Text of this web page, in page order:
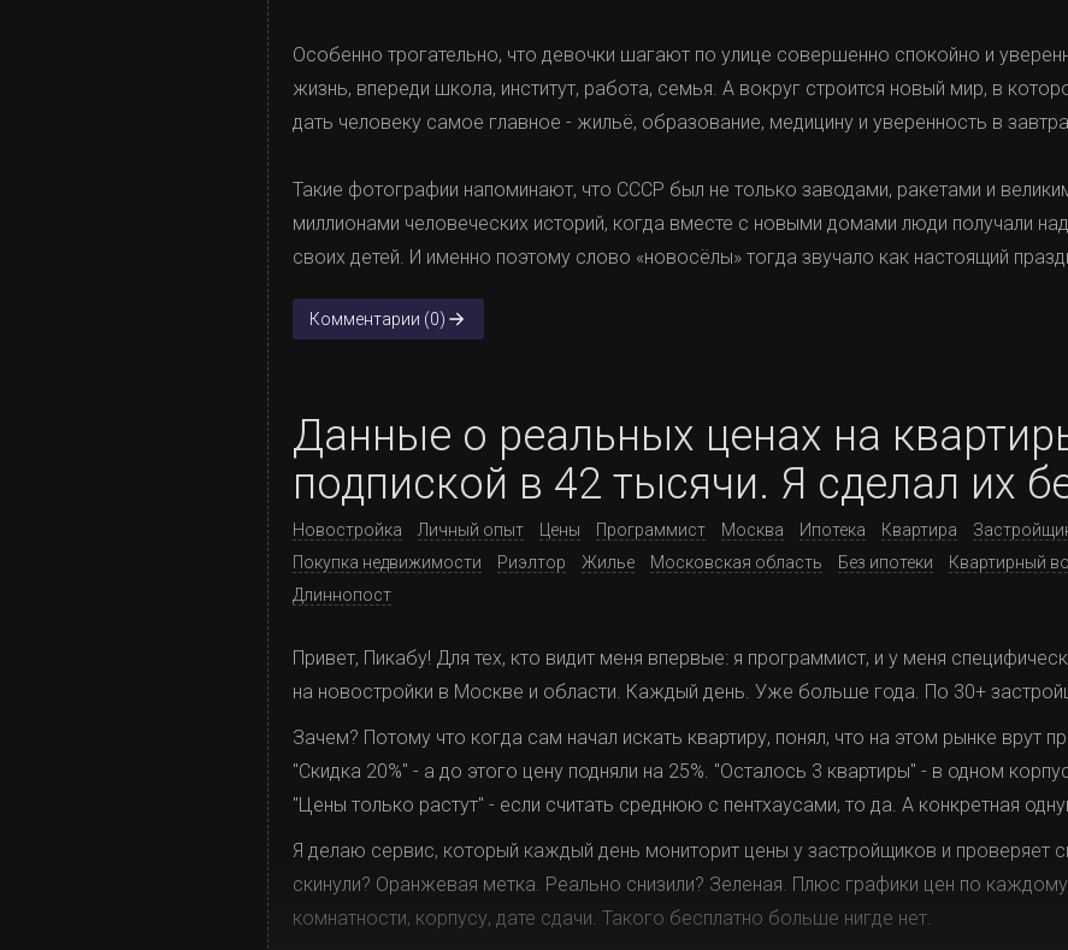
Особенно трогательно, что девочки шагают по улице совершенно спокойно и
жизнь, впереди школа, институт, работа, семья. А вокруг строится новый мир, в
дать человеку самое главное - жильё, образование, медицину и уверенность в
Такие фотографии напоминают, что СССР был не только заводами, ракетами и
миллионами человеческих историй, когда вместе с новыми домами люди получали
своих детей. И именно поэтому слово «новосёлы» тогда звучало как настоящий
Комментарии (0)
Данные о реальных ценах на
подпиской в 42 тысячи. Я сделал их
Новостройка Личный опыт Цены Программист Москва Ипотека Квартира
Покупка недвижимости
Риэлтор Жилье Московская область Без ипотеки Квартирный
Длиннопост
Привет, Пикабу! Для тех, кто видит меня впервые: я программист, и у меня
на новостройки в Москве и области. Каждый день. Уже больше года. По 30+
Зачем? Потому что когда сам начал искать квартиру, понял, что на этом рынке врут
"Скидка 20%" - а до этого цену подняли на 25%. "Осталось 3 квартиры" - в одном
"Цены только растут" - если считать среднюю с пентхаусами, то да. А конкретная
Я делаю сервис, который каждый день мониторит цены у застройщиков и проверяет
скинули? Оранжевая метка. Реально снизили? Зеленая. Плюс графики цен по
комнатности, корпусу, дате сдачи. Такого бесплатно больше нигде нет.